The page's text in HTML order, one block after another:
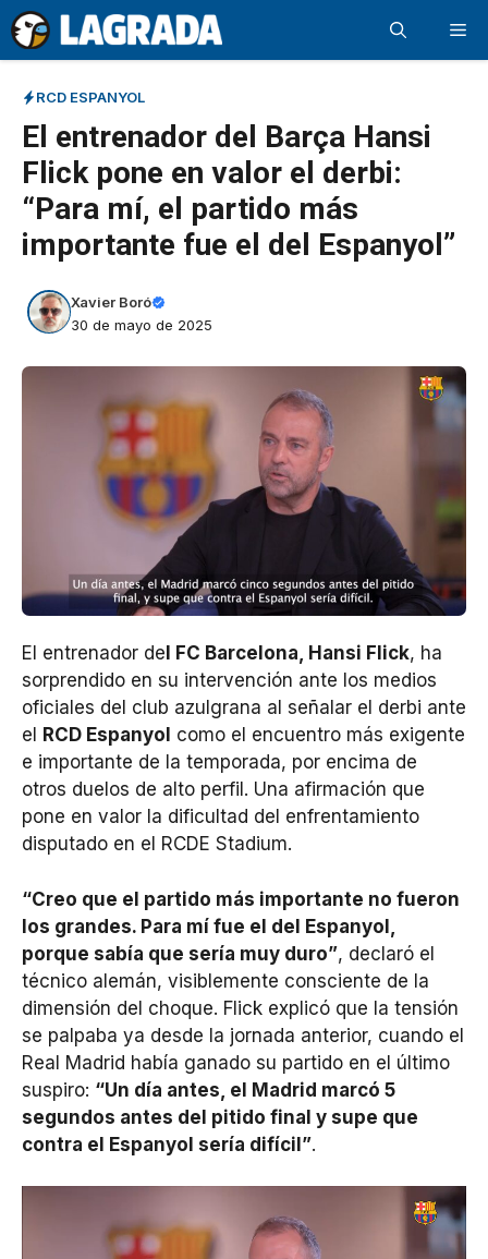
Saltar
al
contenido
RCD ESPANYOL
El entrenador del Barça Hansi
Flick pone en valor el derbi:
“Para mí, el partido más
importante fue el del Espanyol”
Xavier Boró
30 de mayo de 2025
El entrenador de l FC Barcelona, Hansi Flick, ha
sorprendido en su intervención ante los medios
oficiales del club azulgrana al señalar el derbi ante
el
RCD Espanyol como el encuentro más exigente
e importante de la temporada, por encima de
otros duelos de alto perfil. Una afirmación que
pone en valor la dificultad del enfrentamiento
disputado en el RCDE Stadium.
“Creo que el partido más importante no fueron
los grandes. Para mí fue el del Espanyol,
porque sabía que sería muy duro”, declaró el
técnico alemán, visiblemente consciente de la
dimensión del choque. Flick explicó que la tensión
se palpaba ya desde la jornada anterior, cuando el
Real Madrid había ganado su partido en el último
suspiro: “Un día antes, el Madrid marcó 5
segundos antes del pitido final y supe que
contra el Espanyol sería difícil”.